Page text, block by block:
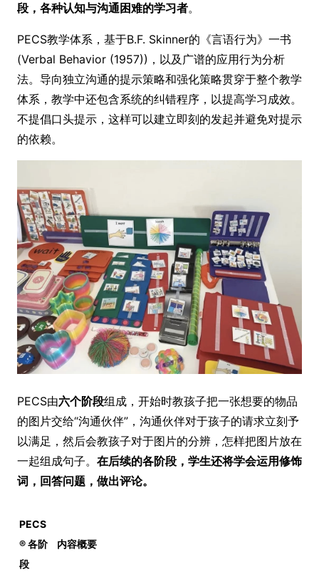
段，各种认知与沟通困难的学习者。
PECS教学体系，基于B.F. Skinner的《言语行为》一书
(Verbal Behavior (1957))，以及广谱的应用行为分析
法。导向独立沟通的提示策略和强化策略贯穿于整个教学
体系，教学中还包含系统的纠错程序，以提高学习成效。
不提倡口头提示，这样可以建立即刻的发起并避免对提示
的依赖。
PECS由六个阶段组成，开始时教孩子把一张想要的物品
的图片交给“沟通伙伴”，沟通伙伴对于孩子的请求立刻予
以满足，然后会教孩子对于图片的分辨，怎样把图片放在
一起组成句子。 在后续的各阶段，学生还将学会运用修饰
词，回答问题，做出评论。
PECS
® 各阶
段
内容概要